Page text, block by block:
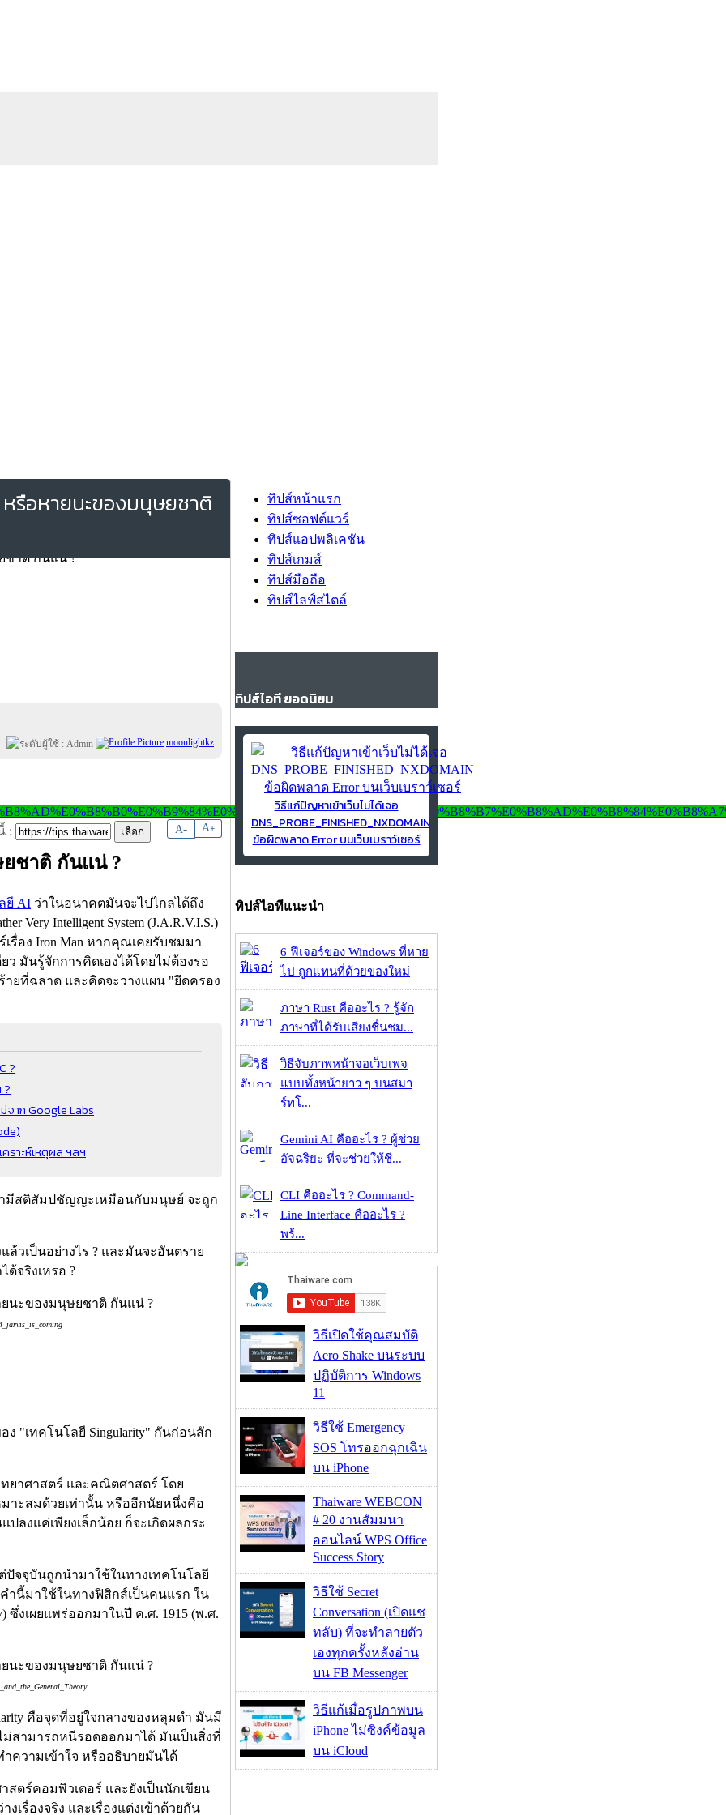
รือหายนะของมนุษยชาติ
moonlightkz
A- A+
:
ชาติ กันแน่ ?
ยี AI ว่าในอนาคตมันจะไปไกลได้ถึง
Very Intelligent System (J.A.R.V.I.S.)
รื่อง Iron Man หากคุณเคยรับชมมา
มันรู้จักการคิดเองได้โดยไม่ต้องรอ
ยที่ฉลาด และคิดจะวางแผน "ยึดครอง
?
?
จาก Google Labs
ราะห์เหตุผล ฯลฯ
มีสติสัมปชัญญะเหมือนกับมนุษย์ จะถูก
ล้วเป็นอย่างไร ? และมันจะอันตราย
จริงเหรอ ?
ง "เทคโนโลยี Singularity" กันก่อนสัก
ทยาศาสตร์ และคณิตศาสตร์ โดย
าะสมด้วยเท่านั้น หรืออีกนัยหนึ่งคือ
ลงแค่เพียงเล็กน้อย ก็จะเกิดผลกระ
ปัจจุบันถูกนำมาใช้ในทางเทคโนโลยี
ำนี้มาใช้ในทางฟิสิกส์เป็นคนแรก ใน
ซึ่งเผยแพร่ออกมาในปี ค.ศ. 1915 (พ.ศ.
คือจุดที่อยู่ใจกลางของหลุมดำ มันมี
สามารถหนีรอดออกมาได้ มันเป็นสิ่งที่
ความเข้าใจ หรืออธิบายมันได้
สตร์คอมพิวเตอร์ และยังเป็นนักเขียน
เรื่องจริง และเรื่องแต่งเข้าด้วยกัน
ทิปส์หน้าแรก
ทิปส์ซอฟต์แวร์
ทิปส์แอปพลิเคชัน
ทิปส์เกมส์
ทิปส์มือถือ
ทิปส์ไลฟ์สไตล์
ทิปส์ไอที ยอดนิยม
วิธีแก้ปัญหาเข้าเว็บไม่ได้เจอ
DNS_PROBE_FINISHED_NXDOMAIN
ข้อผิดพลาด Error บนเว็บเบราว์เซอร์
ทิปส์ไอทีแนะนำ
6 ฟีเจอร์ของ Windows ที่หาย
ไป ถูกแทนที่ด้วยของใหม่
ภาษา Rust คืออะไร ? รู้จัก
ภาษาที่ได้รับเสียงชื่นชม...
วิธีจับภาพหน้าจอเว็บเพจ
แบบทั้งหน้ายาว ๆ บนสมา
ร์ทโ...
Gemini AI คืออะไร ? ผู้ช่วย
อัจฉริยะ ที่จะช่วยให้ชี...
CLI คืออะไร ? Command-
Line Interface คืออะไร ?
พร้...
วิธีเปิดใช้คุณสมบัติ
Aero Shake บนระบบ
ปฏิบัติการ Windows
11
วิธีใช้ Emergency
SOS โทรออกฉุกเฉิน
บน iPhone
Thaiware WEBCON
# 20 งานสัมมนา
ออนไลน์ WPS Office
Success Story
วิธีใช้ Secret
Conversation (เปิดแช
ทลับ) ที่จะทำลายตัว
เองทุกครั้งหลังอ่าน
บน FB Messenger
วิธีแก้เมื่อรูปภาพบน
iPhone ไม่ซิงค์ข้อมูล
บน iCloud